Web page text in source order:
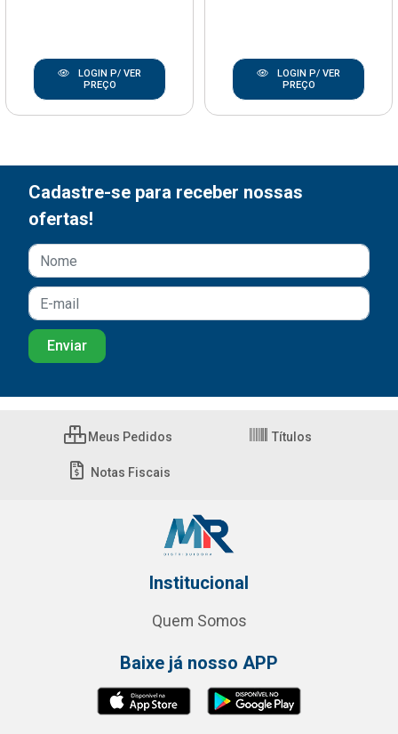
LOGIN P/ VER
PREÇO
LOGIN P/ VER
PREÇO
Cadastre-se para receber nossas
ofertas!
Meus Pedidos Títulos
Notas Fiscais
Institucional
Quem Somos
Baixe já nosso APP